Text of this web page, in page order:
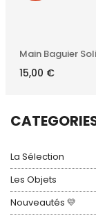
La Sélection
Les Objets
Nouveautés 💛
Main Baguier
15,00 €